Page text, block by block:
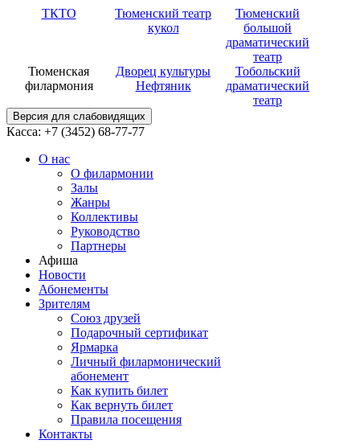
ТКТО
Тюменский театр
кукол
Тюменский
большой
драматический
театр
Тюменская
филармония
Дворец культуры
Нефтяник
Тобольский
драматический
театр
Версия для слабовидящих
Касса: +7 (3452) 68-77-77
О нас
О филармонии
Залы
Жанры
Коллективы
Руководство
Партнеры
Афиша
Новости
Абонементы
Зрителям
Союз друзей
Подарочный сертификат
Ярмарка
Личный филармонический
абонемент
Как купить билет
Как вернуть билет
Правила посещения
Контакты